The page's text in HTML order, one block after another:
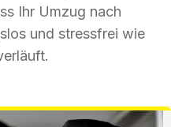
Ihr Umzug nach
und stressfrei wie